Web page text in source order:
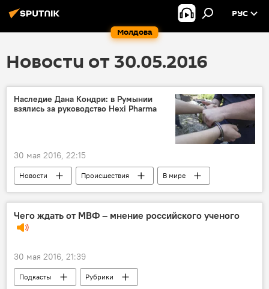
Молдова
РУС
Новости от 30.05.2016
Наследие Дана Кондри: в Румынии
взялись за руководство Hexi Pharma
30 мая 2016, 22:15
Новости Происшествия
В мире
Румыния
Дан Кондря
Hexi Pharma
следствие
Чего ждать от МВФ – мнение российского ученого
30 мая 2016, 21:39
Подкасты Рубрики